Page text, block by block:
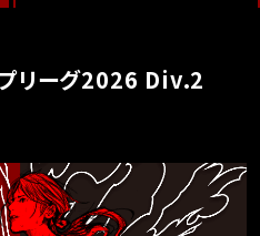
リーグ2026 Div.2